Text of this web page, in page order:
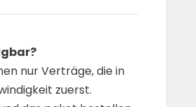
nur Verträge, die in
zuerst.